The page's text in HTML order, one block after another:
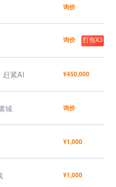
询价
询价 打包X3
赶紧AI ¥450,000
城 询价
¥1,000
¥1,000